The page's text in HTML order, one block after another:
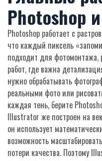
Photoshop
Photoshop работает с
что каждый пиксель
подходит для фотомонтажа,
работ, где важна
нужно обрабатывать
реальными фото или
каждая тень, берите
Illustrator же построен на
он использует
возможность
потери качества. Поэтому